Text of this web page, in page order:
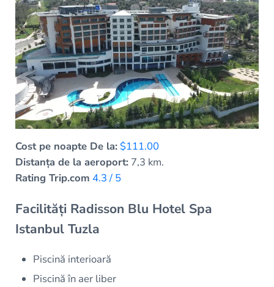
Cost pe noapte De la: $111.00
Distanța de la aeroport:7,3 km.
Rating Trip.com 4.3 / 5
Facilități Radisson Blu Hotel Spa
Istanbul Tuzla
Piscină interioară
Piscină în aer liber